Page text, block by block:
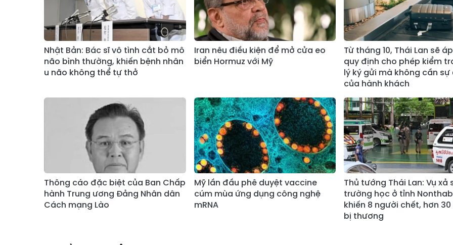
Nhật Bản: Bác sĩ vô tình cắt bỏ mô
não bình thường, khiến bệnh nhân
u não không thể tự thở
Iran nêu điều kiện để mở cửa eo
biển Hormuz với Mỹ
Từ tháng 10, Thái Lan sẽ
quy định cho phép kiểm
lý ký gửi mà không cần
của hành khách
Thông cáo đặc biệt của Ban Chấp
hành Trung ương Đảng Nhân dân
Cách mạng Lào
Mỹ lần đầu phê duyệt vaccine
cúm mùa ứng dụng công nghệ
mRNA
Thủ tướng Thái Lan: Vụ xả
trường học ở tỉnh
khiến 8 người chết, hơn
bị thương